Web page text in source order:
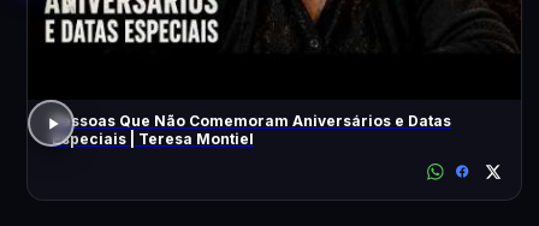
Pessoas Que Não Comemoram Aniversários e Datas
Especiais | Teresa Montiel